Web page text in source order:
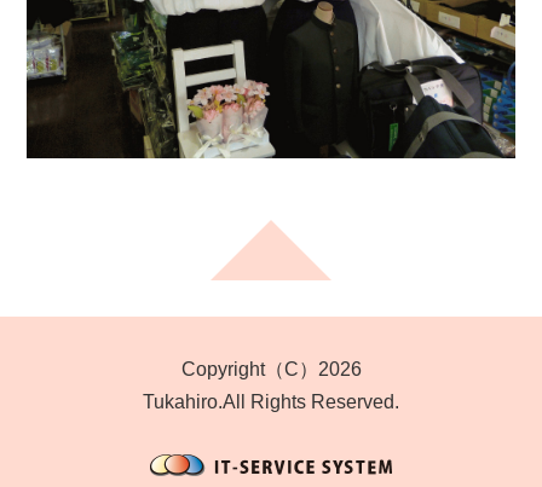
Copyright（C）2026
Tukahiro.All Rights Reserved.